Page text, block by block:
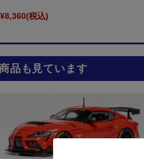
¥8,360(税込)
品も見ています